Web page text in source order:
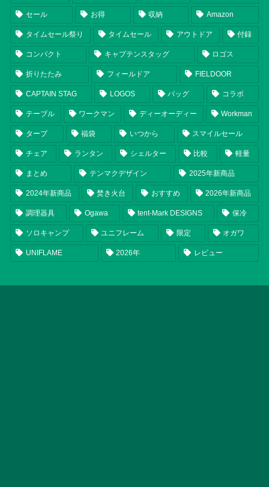
セール お得 収納 Amazon
タイムセール祭り タイムセール アウトドア 付録
コンパクト キャプテンスタッグ ロゴス
折りたたみ フィールドア FIELDOOR
CAPTAIN STAG LOGOS バッグ コラボ
テーブル ワークマン ディーオーディー Workman
タープ 福袋 いつから スマイルセール
チェア ランタン シェルター 比較 軽量
まとめ テンマクデザイン 2025年新商品
2024年新商品 焚き火台 おすすめ 2026年新商品
調理器具 Ogawa tent-Mark DESIGNS 保冷
ソロキャンプ ユニフレーム 限定 オガワ
UNIFLAME 2026年 レビュー